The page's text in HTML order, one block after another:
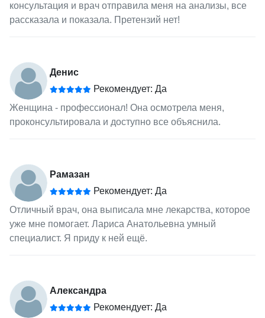
консультация и врач отправила меня на анализы, все
рассказала и показала. Претензий нет!
Денис
Рекомендует: Да
Женщина - профессионал! Она осмотрела меня,
проконсультировала и доступно все объяснила.
Рамазан
Рекомендует: Да
Отличный врач, она выписала мне лекарства, которое
уже мне помогает. Лариса Анатольевна умный
специалист. Я приду к ней ещё.
Александра
Рекомендует: Да